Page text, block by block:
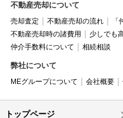
不動産売却について
売却査定 不動産売却の流れ
不動産売却時の諸費用
少しでも
仲介手数料について
相続相談
弊社について
MEグループについて 会社概要
トップページ